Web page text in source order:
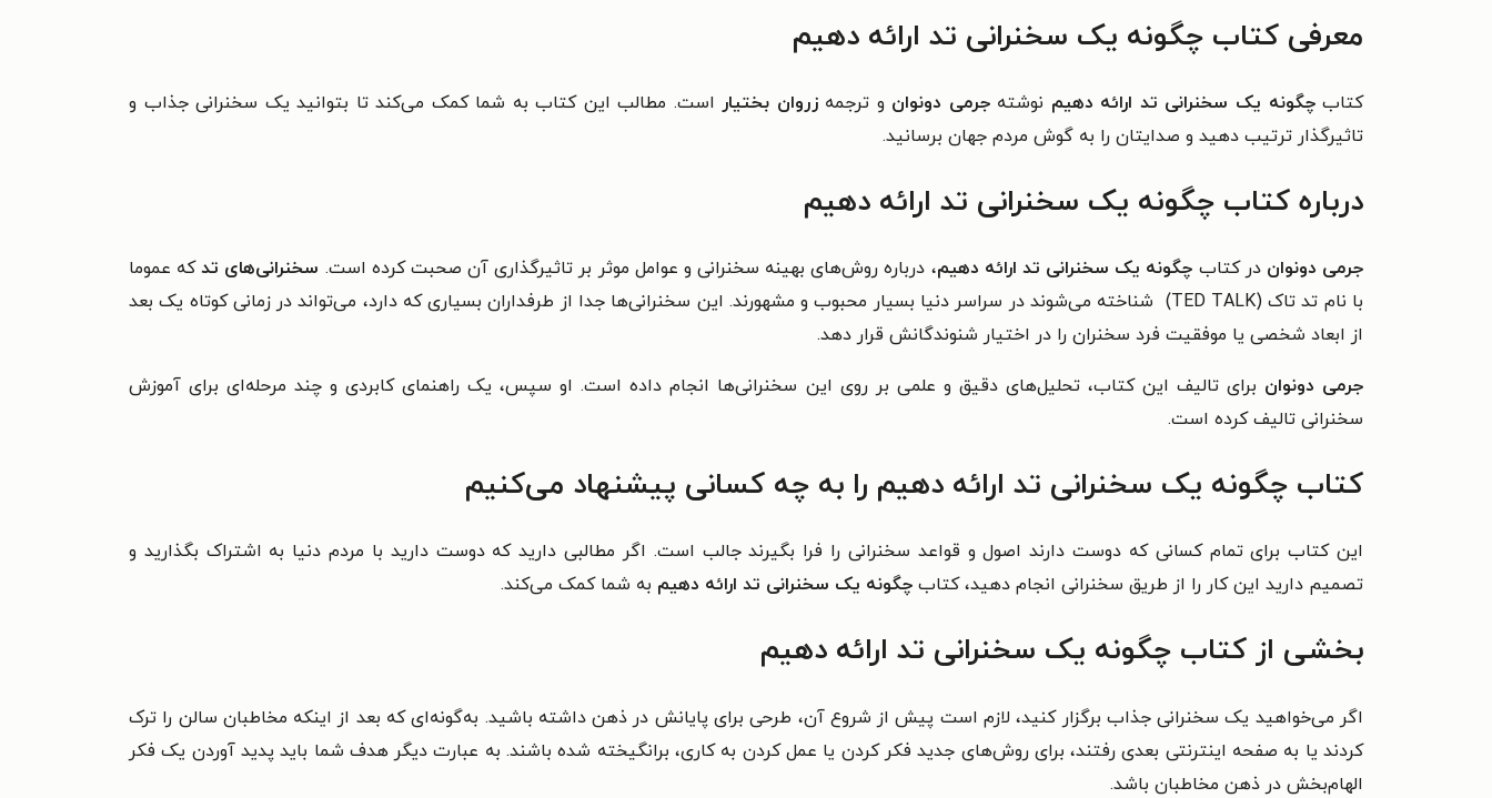
معرفی کتاب چگونه یک سخنرانی تد ارائه دهیم
کتابچگونه یک سخنرانی تد ارائه دهیم نوشتهجرمی دونوان و ترجمهزروان بختیار است. مطالب این کتاب به شما کمک می‌کند تا بتوانید یک سخنرانی جذاب و
تاثیرگذار ترتیب دهید و صدایتان را به گوش مردم جهان برسانید.
درباره کتاب چگونه یک سخنرانی تد ارائه دهیم
جرمی دونوان در کتاب چگونه یک سخنرانی تد ارائه دهیم، درباره روش‌های بهینه سخنرانی و عوامل موثر بر تاثیرگذاری آن صحبت کرده است. سخنرانی‌های تدکه عموما
با نام تد تاک (TED TALK) شناخته می‌شوند در سراسر دنیا بسیار محبوب و مشهورند. این سخنرانی‌ها جدا از طرفداران بسیاری که دارد، می‌تواند در زمانی کوتاه یک بعد
از ابعاد شخصی یا موفقیت فرد سخنران را در اختیار شنوندگانش قرار دهد.
جرمی دونوان برای تالیف این کتاب،تحلیل‌های دقیق و علمی بر روی این سخنرانی‌ها انجام داده است. او سپس، یک راهنمای کابردی و چند مرحله‌ای برای آموزش
سخنرانی تالیف کرده است.
کتاب چگونه یک سخنرانی تد ارائه دهیم را به چه کسانی پیشنهاد می‌کنیم
این کتاب برای تمام کسانی که دوست دارند اصول و قواعد سخنرانی را فرا بگیرند جالب است. اگر مطالبی دارید که دوست دارید با مردم دنیا به اشتراک بگذارید و
تصمیم دارید این کار را از طریق سخنرانی انجام دهید، کتاب چگونه یک سخنرانی تد ارائه دهیم به شما کمک می‌کند.
بخشی از کتاب چگونه یک سخنرانی تد ارائه دهیم
اگر می‌خواهید یک سخنرانی جذاب برگزار کنید، لازم است پیش از شروع آن، طرحی برای پایانش در ذهن داشته باشید. به‌گونه‌ای که بعد از اینکه مخاطبان سالن را ترک
کردند یا به صفحه اینترنتی بعدی رفتند، برای روش‌های جدید فکر کردن یا عمل کردن به کاری، برانگیخته شده باشند. به عبارت دیگر هدف شما باید پدید آوردن یک فکر
الهام‌بخش در ذهن مخاطبان باشد.